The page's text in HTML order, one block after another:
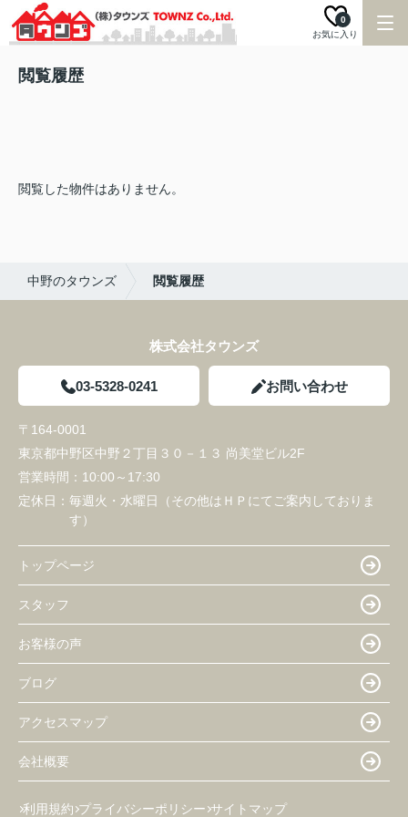
お気に入り
0
閲覧履歴
閲覧した物件はありません。
中野のタウンズ 閲覧履歴
株式会社タウンズ
03-5328-0241 お問い合わせ
〒164-0001
東京都中野区中野２丁目３０－１３ 尚美堂ビル2F
営業時間： 10:00～17:30
定休日： 毎週火・水曜日（その他はＨＰにてご案内しておりま
す）
トップページ
スタッフ
お客様の声
ブログ
アクセスマップ
会社概要
利用規約 プライバシーポリシー サイトマップ